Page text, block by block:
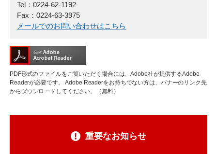
Tel：0224-62-1192
Fax：0224-63-3975
メールでのお問い合わせはこちら
PDF形式のファイルをご覧いただく場合には、Adobe社が提供するAdobe
Readerが必要です。
Adobe Readerをお持ちでない方は、バナーのリンク先
からダウンロードしてください。（無料）
重要なお知らせ